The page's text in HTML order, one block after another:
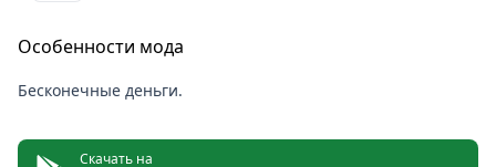
расставить войска и активировать умения.
Атмосфера напряженная, но при этом не давит —
подготовиться.
Особенности мода
Бесконечные деньги.
Скачать на